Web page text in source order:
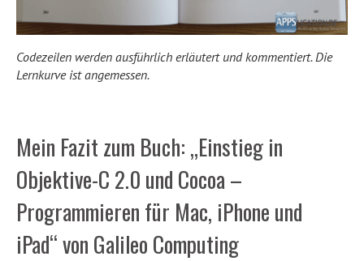
Codezeilen werden ausführlich erläutert und kommentiert. Die
Lernkurve ist angemessen.
Mein Fazit zum Buch: „Einstieg in
Objektive-C 2.0 und Cocoa –
Programmieren für Mac, iPhone und
iPad“ von Galileo Computing